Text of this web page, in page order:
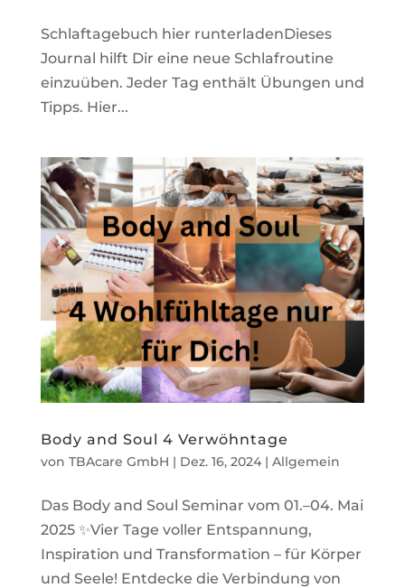
Schlaftagebuch hier runterladenDieses
Journal hilft Dir eine neue Schlafroutine
einzuüben. Jeder Tag enthält Übungen und
Tipps. Hier...
Body and Soul 4 Verwöhntage
von TBAcare GmbH | Dez. 16, 2024| Allgemein
Das Body and Soul Seminar vom 01.–04. Mai
2025 ✨Vier Tage voller Entspannung,
Inspiration und Transformation – für Körper
und Seele! Entdecke die Verbindung von